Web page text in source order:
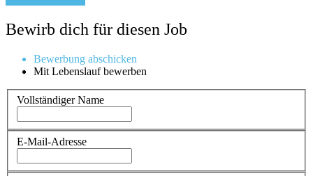
Bewirb dich für diesen Job
Bewerbung abschicken
Mit Lebenslauf bewerben
Vollständiger Name
E-Mail-Adresse